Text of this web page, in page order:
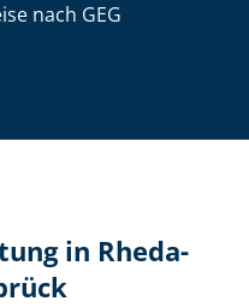
nach GEG
in Rheda-